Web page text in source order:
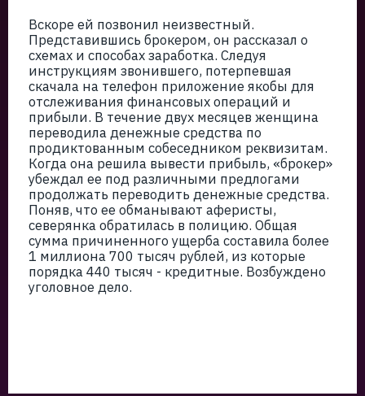
Вскоре ей позвонил неизвестный.
Представившись брокером, он рассказал о
схемах и способах заработка. Следуя
инструкциям звонившего, потерпевшая
скачала на телефон приложение якобы для
отслеживания финансовых операций и
прибыли. В течение двух месяцев женщина
переводила денежные средства по
продиктованным собеседником реквизитам.
Когда она решила вывести прибыль, «брокер»
убеждал ее под различными предлогами
продолжать переводить денежные средства.
Поняв, что ее обманывают аферисты,
северянка обратилась в полицию. Общая
сумма причиненного ущерба составила более
1 миллиона 700 тысяч рублей, из которые
порядка 440 тысяч - кредитные. Возбуждено
уголовное дело.